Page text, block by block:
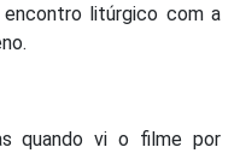
litúrgico com a
quando vi o filme por